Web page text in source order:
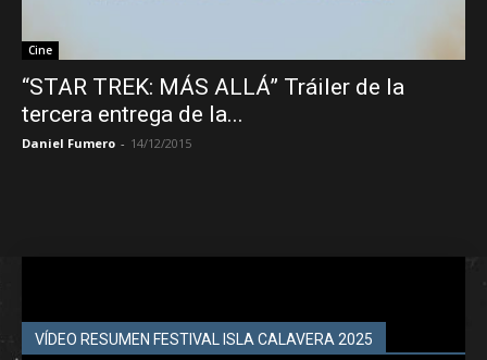
Cine
“STAR TREK: MÁS ALLÁ” Tráiler de la
tercera entrega de la...
Daniel Fumero - 14/12/2015
VÍDEO RESUMEN FESTIVAL ISLA CALAVERA 2025